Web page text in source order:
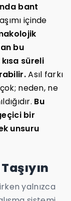
bant
içinde
bu
süreli
Asıl farkı
neden, ne
Bu
bir
unsuru
yalnızca